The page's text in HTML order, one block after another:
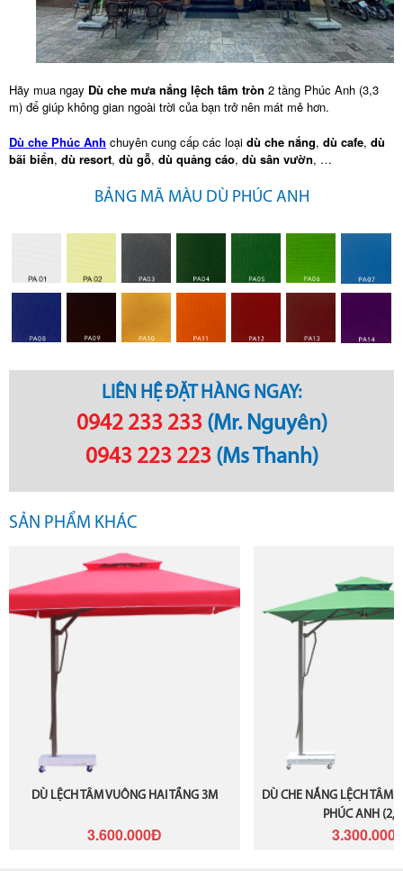
Hãy mua ngay Dù che mưa nắng lệch tâm tròn 2 tầng Phúc Anh (3,3
m) để giúp không gian ngoài trời của bạn trở nên mát mẻ hơn.
Dù che Phúc Anh chuyên cung cấp các loại dù che nắng, dù cafe, dù
bãi biển, dù resort, dù gỗ, dù quảng cáo, dù sân vườn, …
BẢNG MÃ MÀU DÙ PHÚC ANH
LIÊN HỆ ĐẶT HÀNG NGAY:
0942 233 233 (Mr. Nguyên)
0943 223 223 (Ms Thanh)
SẢN PHẨM KHÁC
DÙ LỆCH TÂM VUÔNG HAI TẦNG 3M
3.600.000Đ
DÙ CHE NẮNG LỆCH TÂM
PHÚC ANH